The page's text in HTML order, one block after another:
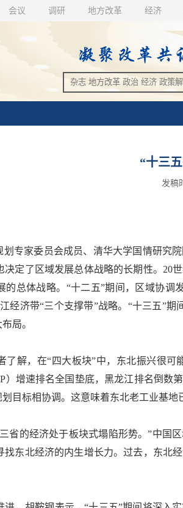
会议 调研 地方改革 经济
“十三
发稿
家委员会成员、清华大学国情研究
决定了区域发展总体战略的长期性。20
的总体战略。“十二五”期间，区域协
经济带“三个支撑带”战略。“十三五”
局。
，在“四大板块”中，东北振兴很可
）增速排名全国垫底，黑龙江排名倒
目标相协调。这意味着东北老工业基地
的经济处于板块式塌陷形势。”中国
找东北经济的内生增长力。过去，东北